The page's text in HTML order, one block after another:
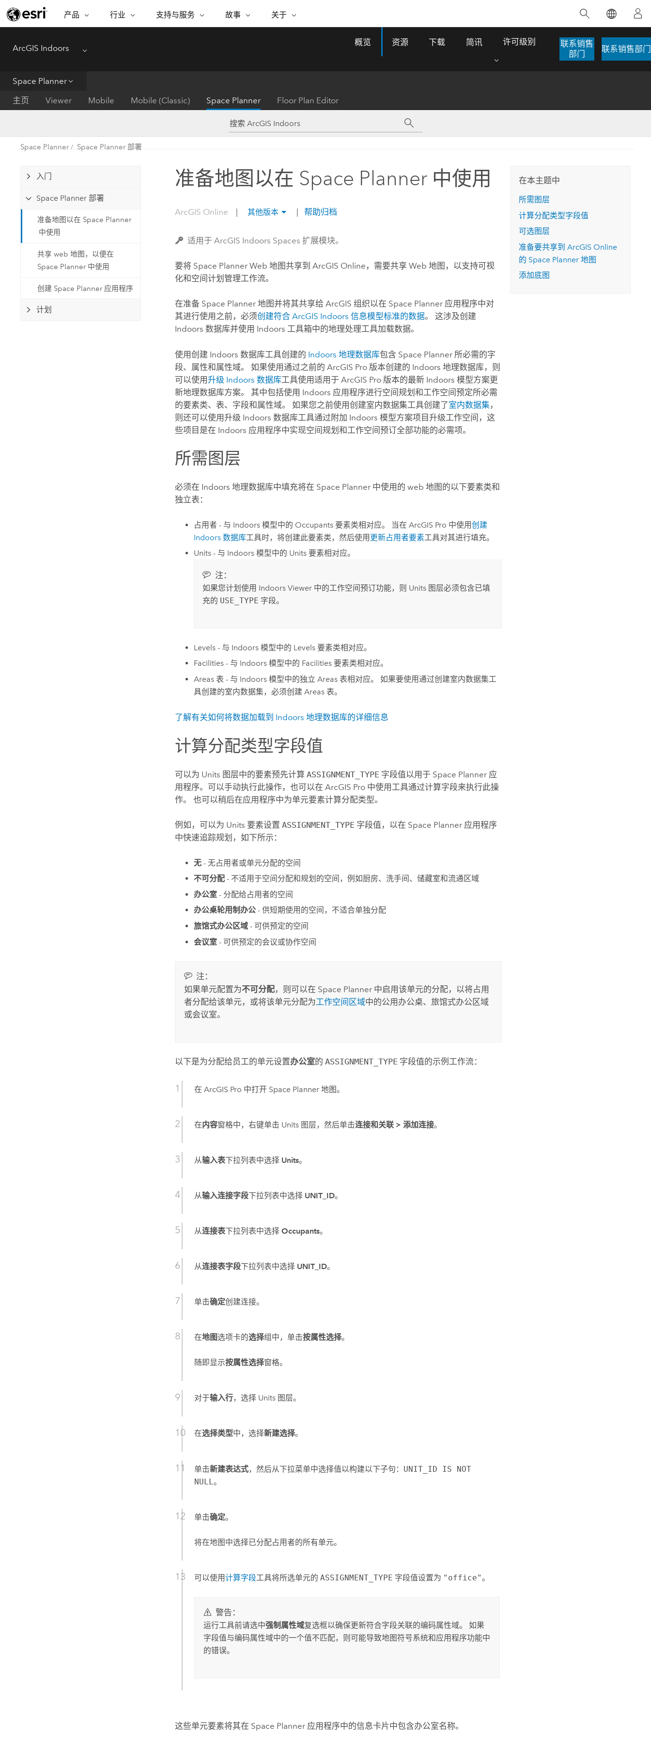
产品
ARCGIS
ArcGIS 概览
ArcGIS Online
完整的 SaaS 制图平台
ArcGIS Enterprise
构建制图和空间分析应用程序
功能
将位置引入分析
集成、编辑和共享空间数据
Esri 产品、合作伙伴产品和开发
理。 了解这项技术的实际效果，亲身体验交
互式地图，探索产品功能，或者直接开始免
费试用。
行业
行业
保护
能源公用事业
州和地方政府
交通运输
专题倡议
基础设施管理
者了解基础设施工程与周围环境的关系。
探索基础设施管理
支持与服务
支持与服务 自助服务
文档
My Esri
联，并产出能解决复杂问题的深刻见解。
探索课程
故事
ESRI 故事
现实世界的全球 GIS 创新
客
行业新闻和 ArcGIS 更新
所有故事
了 17 个应急洪水应用程序，为关键的救援行
动提供了有力支持。
关于
关于 ESRI
合作伙伴
招贤纳士
联系我们
数字孪生体
推荐书籍
ArcGIS Indoors Menu
概览 资源 下载 简讯 许可级别
联系销售
部门
联系销售部门
Space Planner
主页
Viewer Mobile Mobile (Classic) Space Planner Floor Plan Editor
Space Planner Space Planner 部署
入门
Space Planner 部署
准备地图以在 Space Planner
中使用
共享 web 地图，以便在
Space Planner 中使用
创建 Space Planner 应用程序
计划
准备地图以在 Space Planner 中使用
ArcGIS Online 其他版本 帮助归档
适用于 ArcGIS Indoors Spaces 扩展模块。
要将 Space Planner Web 地图共享到ArcGIS Online ，需要共享 Web 地图，以支持可视
化和空间计划管理工作流。
在准备 Space Planner 地图并将其共享给 ArcGIS 组织以在 Space Planner 应用程序中对
其进行使用之前，必须创建符合ArcGIS Indoors 信息模型标准的数据。 这涉及创建
Indoors 数据库并使用 Indoors 工具箱中的地理处理工具加载数据。
使用创建 Indoors 数据库工具创建的 Indoors 地理数据库包含 Space Planner 所必需的字
段、属性和属性域。 如果使用通过之前的ArcGIS Pro 版本创建的 Indoors 地理数据库，则
可以使用升级 Indoors 数据库工具使用适用于ArcGIS Pro 版本的最新 Indoors 模型方案更
新地理数据库方案。 其中包括使用 Indoors 应用程序进行空间规划和工作空间预定所必需
的要素类、表、字段和属性域。 如果您之前使用创建室内数据集工具创建了室内数据集 ，
则还可以使用升级 Indoors 数据库工具通过附加 Indoors 模型方案项目升级工作空间，这
些项目是在 Indoors 应用程序中实现空间规划和工作空间预订全部功能的必需项。
所需图层
必须在 Indoors 地理数据库中填充将在 Space Planner 中使用的 web 地图的以下要素类和
独立表：
占用者 - 与 Indoors模型中的 Occupants 要素类相对应。 当在 ArcGIS Pro 中使用创建
Indoors 数据库工具时，将创建此要素类，然后使用 更新占用者要素工具对其进行填充。
Units - 与 Indoors模型中的 Units 要素相对应。
注：
如果您计划使用 Indoors Viewer 中的工作空间预订功能，则 Units 图层必须包含已填
充的 USE_TYPE 字段。
Levels - 与 Indoors模型中的 Levels 要素类相对应。
Facilities - 与 Indoors模型中的 Facilities 要素类相对应。
Areas 表 - 与 Indoors模型中的独立 Areas 表相对应。 如果要使用通过创建室内数据集工
具创建的室内数据集，必须创建 Areas 表。
了解有关如何将数据加载到 Indoors 地理数据库的详细信息
计算分配类型字段值
可以为 Units 图层中的要素预先计算ASSIGNMENT_TYPE 字段值以用于 Space Planner 应
用程序。可以手动执行此操作，也可以在ArcGIS Pro 中使用工具通过计算字段来执行此操
作。 也可以稍后在应用程序中为单元要素计算分配类型。
例如，可以为 Units 要素设置ASSIGNMENT_TYPE 字段值，以在 Space Planner 应用程序
中快速追踪规划，如下所示：
无- 无占用者或单元分配的空间
不可分配- 不适用于空间分配和规划的空间，例如厨房、洗手间、储藏室和流通区域
办公室- 分配给占用者的空间
办公桌轮用制办公- 供短期使用的空间，不适合单独分配
旅馆式办公区域- 可供预定的空间
会议室- 可供预定的会议或协作空间
注：
如果单元配置为不可分配，则可以在 Space Planner中启用该单元的分配，以将占用
者分配给该单元，或将该单元分配为工作空间区域中的公用办公桌、旅馆式办公区域
或会议室。
以下是为分配给员工的单元设置办公室的ASSIGNMENT_TYPE 字段值的示例工作流：
在ArcGIS Pro 中打开 Space Planner 地图。
在内容窗格中，右键单击 Units 图层，然后单击连接和关联 > 添加连接。
从输入表下拉列表中选择 Units。
从输入连接字段下拉列表中选择 UNIT_ID。
从连接表下拉列表中选择Occupants。
从连接表字段下拉列表中选择 UNIT_ID。
单击确定创建连接。
在地图选项卡的选择组中，单击按属性选择。
随即显示按属性选择窗格。
对于输入行，选择 Units 图层。
在选择类型中，选择新建选择。
单击新建表达式，然后从下拉菜单中选择值以构建以下子句： UNIT_ID IS NOT
NULL。
单击确定。
将在地图中选择已分配占用者的所有单元。
可以使用计算字段工具将所选单元的ASSIGNMENT_TYPE 字段值设置为 "office"。
警告：
运行工具前请选中强制属性域复选框以确保更新符合字段关联的编码属性域。 如果
字段值与编码属性域中的一个值不匹配，则可能导致地图符号系统和应用程序功能中
的错误。
这些单元要素将其在 Space Planner 应用程序中的信息卡片中包含办公室名称。
在本主题中
所需图层
计算分配类型字段值
可选图层
准备要共享到ArcGIS Online
的 Space Planner 地图
添加底图